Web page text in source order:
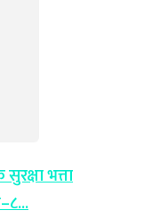
भत्ता